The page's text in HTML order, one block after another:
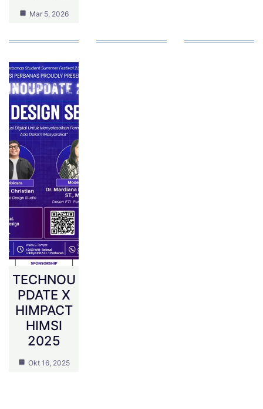
Mar 5, 2026
TECHNOU
PDATE X
HIMPACT
HIMSI
2025
Okt 16, 2025